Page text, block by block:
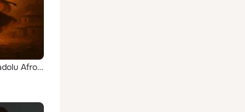
Hacel Obası Anadolu Afro House (Remix)